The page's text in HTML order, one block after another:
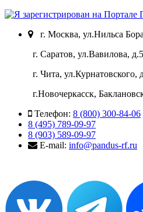
г. Москва, ул.Нильса
г. Саратов, ул.Вавилова,
г. Чита, ул.Курнатовского,
г.Новочеркасск,
Телефон: 8 (800) 300-84-06
8 (495) 789-09-97
8 (903) 589-09-97
E-mail: info@pandus-rf.ru